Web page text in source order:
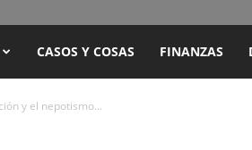
CASOS Y COSAS FINANZAS
y el nepotismo...